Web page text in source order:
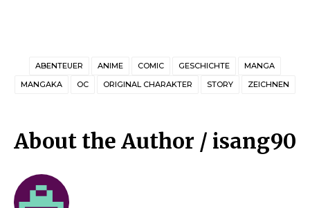
ABENTEUER ANIME COMIC GESCHICHTE
MANGA
MANGAKA
OC ORIGINAL CHARAKTER STORY ZEICHNEN
About the Author / isang90